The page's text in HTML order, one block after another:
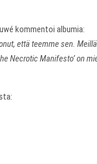
kommentoi albumia:
että teemme sen.
Necrotic Manifesto’ on